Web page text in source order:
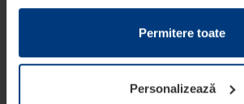
date pe care dumneavoastră le-ați pus
acestora ori care au fost colectate în
Din punct de vedere legal, putem
dispozitivul dumneavoastră în cazul în
Permitere toate
Personalizează